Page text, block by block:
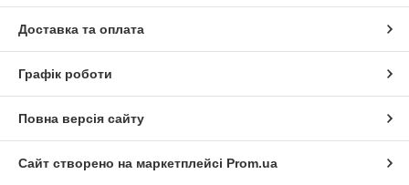
Доставка та оплата
Графік роботи
Повна версія сайту
Сайт створено на маркетплейсі Prom.ua